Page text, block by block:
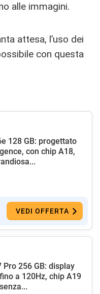
alle immagini.
attesa, l’uso dei
con questa
128 GB: progettato
con chip A18,
VEDI OFFERTA
Pro 256 GB: display
a 120Hz, chip A19